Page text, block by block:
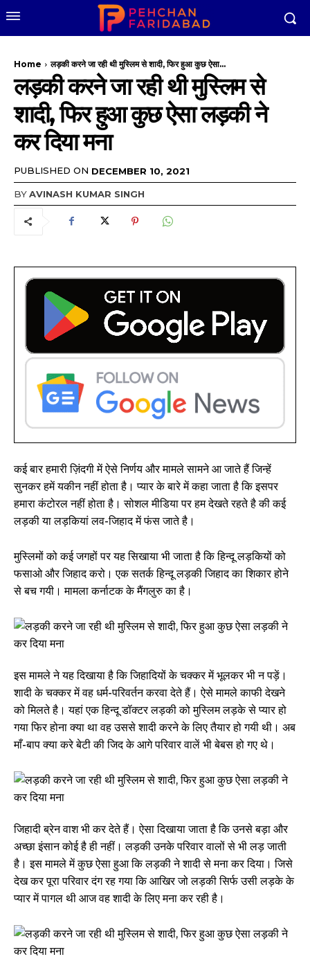
Home लड़की करने जा रही थी मुस्लिम से शादी, फिर हुआ कुछ ऐसा...
लड़की करने जा रही थी मुस्लिम से
शादी, फिर हुआ कुछ ऐसा लड़की ने
कर दिया मना
PUBLISHED ON DECEMBER 10, 2021
BYAVINASH KUMAR SINGH
कई बार हमारी ज़िंदगी में ऐसे निर्णय और मामले सामने आ जाते हैं जिन्हें
सुनकर हमें यकीन नहीं होता है। प्यार के बारे में कहा जाता है कि इसपर
हमारा कंटोरल नहीं होता है। सोशल मीडिया पर हम देखते रहते है की कई
लड़की या लड़कियां लव-जिहाद में फंस जाते है।
मुस्लिमों को कई जगहों पर यह सिखाया भी जाता है कि हिन्दू लड़कियों को
फसाओ और जिहाद करो। एक सतर्क हिन्दू लड़की जिहाद का शिकार होने
से बच गयी। मामला कर्नाटक के मैंगलुरु का है।
इस मामले ने यह दिखाया है कि जिहादियों के चक्कर में भूलकर भी न पड़ें।
शादी के चक्कर में वह धर्म-परिवर्तन करवा देते हैं। ऐसे मामले काफी देखने
को मिलते है। यहां एक हिन्दू डॉक्टर लड़की को मुस्लिम लड़के से प्यार हो
गया फिर होना क्या था वह उससे शादी करने के लिए तैयार हो गयी थी। अब
माँ-बाप क्या करे बेटी की जिद के आगे परिवार वालें भी बेबस हो गए थे।
जिहादी ब्रेन वाश भी कर देते हैं। ऐसा दिखाया जाता है कि उनसे बड़ा और
अच्छा इंसान कोई है ही नहीं। लड़की उनके परिवार वालों से भी लड़ जाती
है। इस मामले में कुछ ऐसा हुआ कि लड़की ने शादी से मना कर दिया। जिसे
देख कर पूरा परिवार दंग रह गया कि आखिर जो लड़की सिर्फ उसी लड़के के
प्यार में पागल थी आज वह शादी के लिए मना कर रही है।